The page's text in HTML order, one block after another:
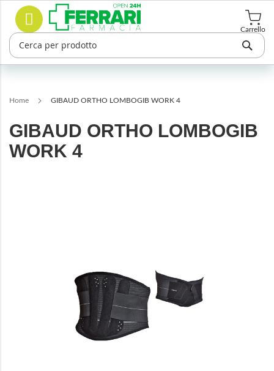
Salta
contenuto
Carrello
Cerca
Home GIBAUD ORTHO LOMBOGIB WORK 4
GIBAUD ORTHO LOMBOGIB
WORK 4